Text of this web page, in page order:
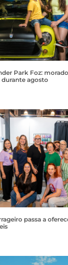
Park Foz:
agosto
passa a